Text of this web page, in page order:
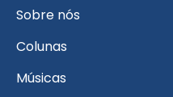
Sobre nós
Colunas
Músicas